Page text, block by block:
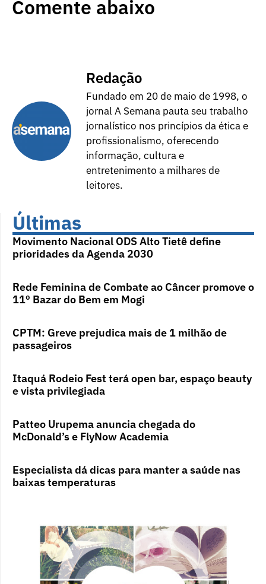
Comente abaixo
Redação
Fundado em 20 de maio de 1998, o
jornal A Semana pauta seu trabalho
jornalístico nos princípios da ética e
profissionalismo, oferecendo
informação, cultura e
entretenimento a milhares de
leitores.
Últimas
Movimento Nacional ODS Alto Tietê define
prioridades da Agenda 2030
Rede Feminina de Combate ao Câncer promove o
11º Bazar do Bem em Mogi
CPTM: Greve prejudica mais de 1 milhão de
passageiros
Itaquá Rodeio Fest terá open bar, espaço beauty
e vista privilegiada
Patteo Urupema anuncia chegada do
McDonald’s e FlyNow Academia
Especialista dá dicas para manter a saúde nas
baixas temperaturas